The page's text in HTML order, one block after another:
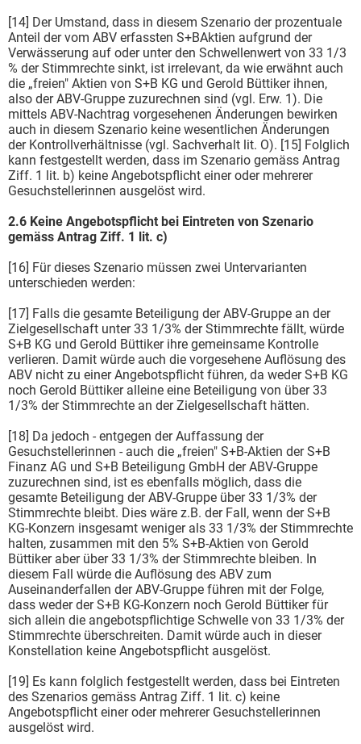
[14] Der Umstand, dass in diesem Szenario der prozentuale
Anteil der vom ABV erfassten S+BAktien aufgrund der
Verwässerung auf oder unter den Schwellenwert von 33 1/3
% der Stimmrechte sinkt, ist irrelevant, da wie erwähnt auch
die „freien" Aktien von S+B KG und Gerold Büttiker ihnen,
also der ABV-Gruppe zuzurechnen sind (vgl. Erw. 1). Die
mittels ABV-Nachtrag vorgesehenen Änderungen bewirken
auch in diesem Szenario keine wesentlichen Änderungen
der Kontrollverhältnisse (vgl. Sachverhalt lit. O). [15] Folglich
kann festgestellt werden, dass im Szenario gemäss Antrag
Ziff. 1 lit. b) keine Angebotspflicht einer oder mehrerer
Gesuchstellerinnen ausgelöst wird.
2.6 Keine Angebotspflicht bei Eintreten von Szenario
gemäss Antrag Ziff. 1 lit. c)
[16] Für dieses Szenario müssen zwei Untervarianten
unterschieden werden:
[17] Falls die gesamte Beteiligung der ABV-Gruppe an der
Zielgesellschaft unter 33 1/3% der Stimmrechte fällt, würde
S+B KG und Gerold Büttiker ihre gemeinsame Kontrolle
verlieren. Damit würde auch die vorgesehene Auflösung des
ABV nicht zu einer Angebotspflicht führen, da weder S+B KG
noch Gerold Büttiker alleine eine Beteiligung von über 33
1/3% der Stimmrechte an der Zielgesellschaft hätten.
[18] Da jedoch - entgegen der Auffassung der
Gesuchstellerinnen - auch die „freien" S+B-Aktien der S+B
Finanz AG und S+B Beteiligung GmbH der ABV-Gruppe
zuzurechnen sind, ist es ebenfalls möglich, dass die
gesamte Beteiligung der ABV-Gruppe über 33 1/3% der
Stimmrechte bleibt. Dies wäre z.B. der Fall, wenn der S+B
KG-Konzern insgesamt weniger als 33 1/3% der Stimmrechte
halten, zusammen mit den 5% S+B-Aktien von Gerold
Büttiker aber über 33 1/3% der Stimmrechte bleiben. In
diesem Fall würde die Auflösung des ABV zum
Auseinanderfallen der ABV-Gruppe führen mit der Folge,
dass weder der S+B KG-Konzern noch Gerold Büttiker für
sich allein die angebotspflichtige Schwelle von 33 1/3% der
Stimmrechte überschreiten. Damit würde auch in dieser
Konstellation keine Angebotspflicht ausgelöst.
[19] Es kann folglich festgestellt werden, dass bei Eintreten
des Szenarios gemäss Antrag Ziff. 1 lit. c) keine
Angebotspflicht einer oder mehrerer Gesuchstellerinnen
ausgelöst wird.